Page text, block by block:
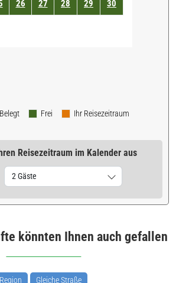
26 27 28 29 30
Belegt Frei Ihr Reisezeitraum
Reisezeitraum im Kalender aus
2 Gäste
könnten Ihnen auch gefallen
Gleiche Straße